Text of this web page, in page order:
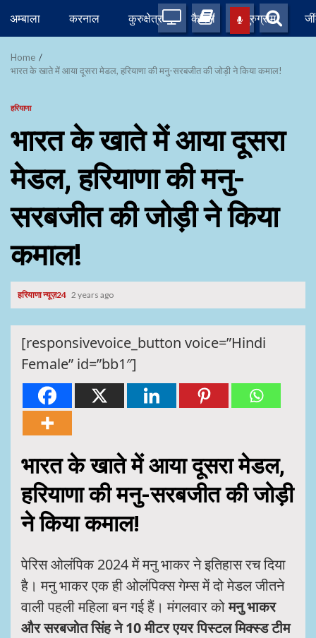
content
अम्बाला करनाल कुरुक्षेत्र कैथल गुरुग्राम
Home
भारत के खाते में आया दूसरा मेडल, हरियाणा की मनु-सरबजीत की जोड़ी ने किया कमाल!
हरियाणा
भारत के खाते में आया दूसरा
मेडल, हरियाणा की मनु-
सरबजीत की जोड़ी ने किया
कमाल!
हरियाणा न्यूज़24 2 years ago
[responsivevoice_button voice=”Hindi
Female” id=”bb1″]
भारत के खाते में आया दूसरा मेडल,
हरियाणा की मनु-सरबजीत की जोड़ी
ने किया कमाल!
पेरिस ओलंपिक 2024 में मनु भाकर ने इतिहास रच दिया
है। मनु भाकर एक ही ओलंपिक्स गेम्स में दो मेडल जीतने
वाली पहली महिला बन गई हैं। मंगलवार कोमनु भाकर
और सरबजोत सिंह ने 10 मीटर एयर पिस्टल मिक्स्ड टीम